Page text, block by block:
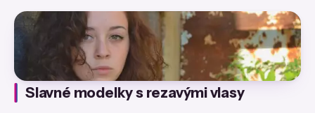
Slavné modelky s rezavými vlasy